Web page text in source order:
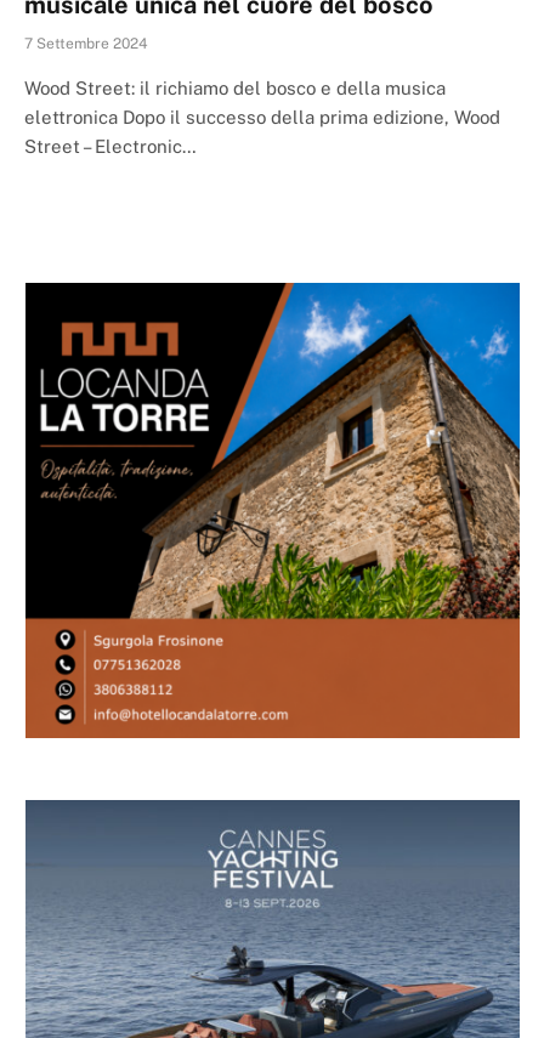
7 Settembre 2024
Wood Street: il richiamo del bosco e della musica
elettronica Dopo il successo della prima edizione, Wood
Street – Electronic…